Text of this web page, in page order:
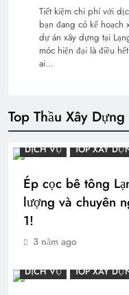
Tiết kiệm chi phí với
bạn đang có kế hoạch
dự án xây dựng tại
móc hiện đại là điều
ai…
Top Thầu Xây
DỊCH VỤ TOP XÂY
Ép cọc bê tông
lượng và chuyên
1!
3 năm ago
DỊCH VỤ TOP XÂY